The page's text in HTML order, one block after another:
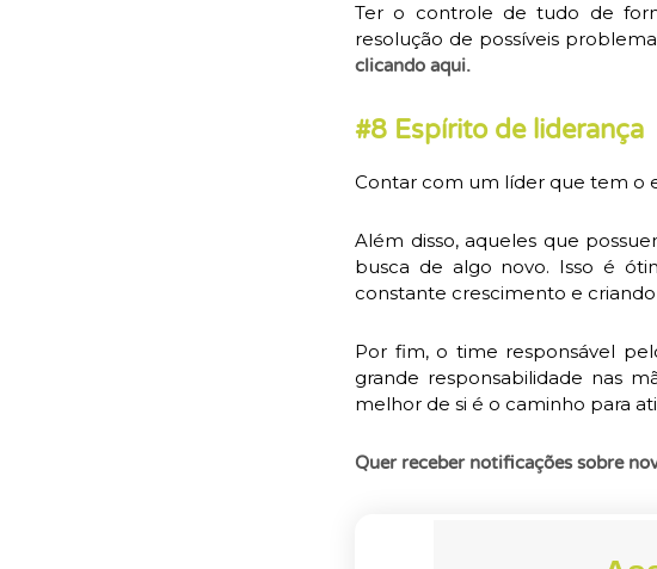
Ter o controle de tudo de
resolução de possíveis
clicando aqui.
#8 Espírito de liderança
Contar com um líder que tem o
Além disso, aqueles que
busca de algo novo. Isso é
constante crescimento e
Por fim, o time responsável
grande responsabilidade nas
melhor de si é o caminho para
Quer receber notificações sobre